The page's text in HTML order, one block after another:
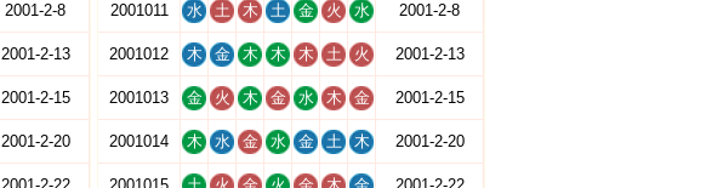
2001-2-8
2001-2-13
2001-2-15
2001-2-20
2001011 水 土 木 土 金 火 水 2001-2-8
2001012 木 金 木 木 木 土 火 2001-2-13
2001013 金 火 木 金 水 木 金 2001-2-15
2001014 木 水 金 水 金 土 木 2001-2-20